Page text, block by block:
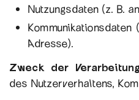
Nutzungsdaten (z. B.
Kommunikationsdaten
Adresse).
Zweck der Verarbeitung
des Nutzerverhaltens,